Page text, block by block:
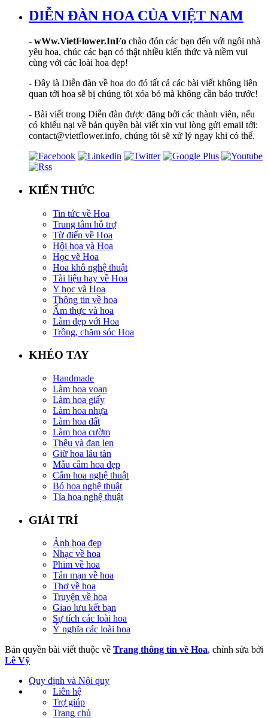
DIỄN ĐÀN HOA CỦA VIỆT NAM
- wWw.VietFlower.InFo chào đón các bạn đến với ngôi nhà
yêu hoa, chúc các bạn có thật nhiều kiến thức và niềm vui
cùng với các loài hoa đẹp!
- Đây là Diễn đàn về hoa do đó tất cả các bài viết không liên
quan tới hoa sẽ bị chúng tôi xóa bỏ mà không cần báo trước!
- Bài viết trong Diễn đàn được đăng bởi các thành viên, nếu
có khiếu nại về bản quyền bài viết xin vui lòng gửi email tới:
contact@vietflower.info, chúng tôi sẽ xử lý ngay khi có thể.
KIẾN THỨC
Tin tức về Hoa
Trung tâm hỗ trợ
Từ điển về Hoa
Hội hoạ và Hoa
Học vẽ Hoa
Hoa khô nghệ thuật
Tài liệu hay về Hoa
Y học và Hoa
Thông tin về hoa
Ẩm thực và hoa
Làm đẹp với Hoa
Trồng, chăm sóc Hoa
KHÉO TAY
Handmade
Làm hoa voan
Làm hoa giấy
Làm hoa nhựa
Làm hoa đất
Làm hoa cườm
Thêu và đan len
Giữ hoa lâu tàn
Mẫu cắm hoa đẹp
Cắm hoa nghệ thuật
Bó hoa nghệ thuật
Tỉa hoa nghệ thuật
GIẢI TRÍ
Ảnh hoa đẹp
Nhạc về hoa
Phim về hoa
Tản mạn về hoa
Thơ về hoa
Truyện về hoa
Giao lưu kết bạn
Sự tích các loài hoa
Ý nghĩa các loài hoa
Bản quyền bài viết thuộc về Trang thông tin về Hoa, chỉnh sửa bởi
Lê Vỹ
Quy định và Nội quy
Liên hệ
Trợ giúp
Trang chủ